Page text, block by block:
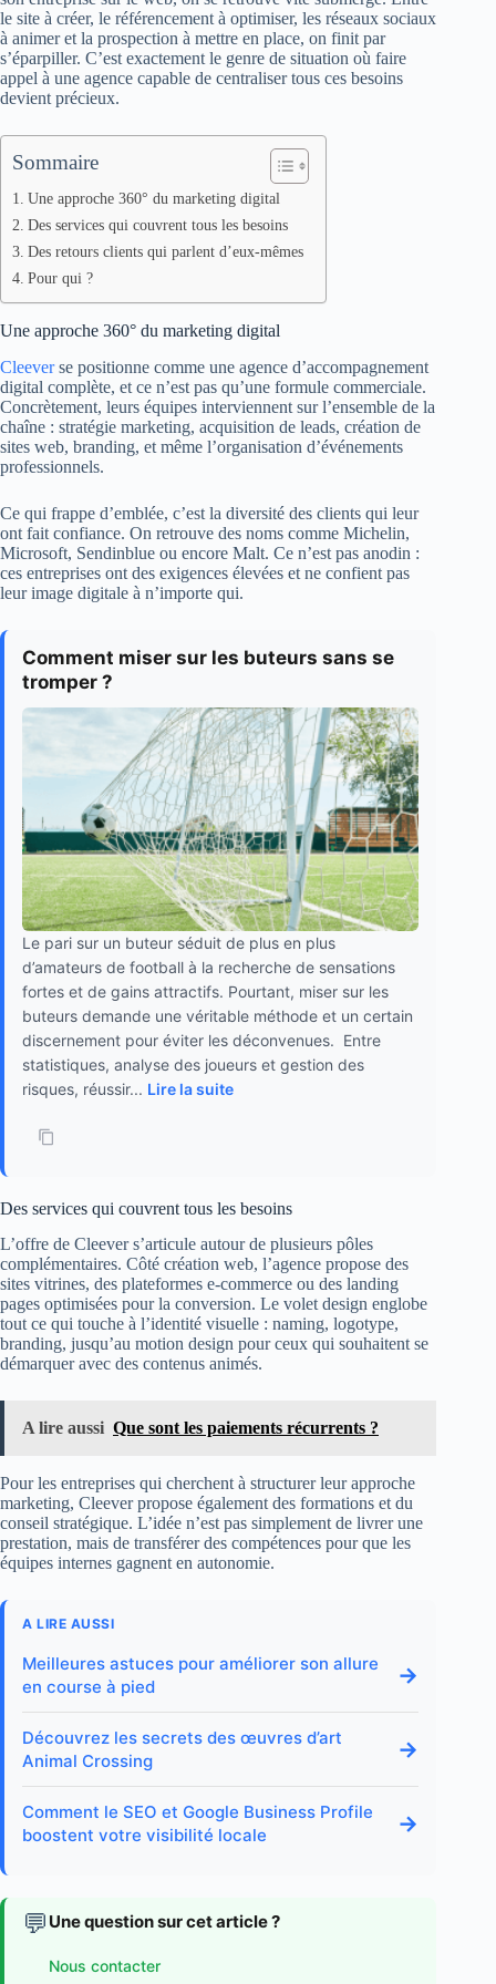
le site à créer, le référencement à optimiser, les réseaux sociaux
à animer et la prospection à mettre en place, on finit par
s’éparpiller. C’est exactement le genre de situation où faire
appel à une agence capable de centraliser tous ces besoins
devient précieux.
Sommaire
Une approche 360° du marketing digital
Des services qui couvrent tous les besoins
Des retours clients qui parlent d’eux-mêmes
Pour qui ?
Une approche 360° du marketing digital
Cleeverse positionne comme une agence d’accompagnement
digital complète, et ce n’est pas qu’une formule commerciale.
Concrètement, leurs équipes interviennent sur l’ensemble de la
chaîne : stratégie marketing, acquisition de leads, création de
sites web, branding, et même l’organisation d’événements
professionnels.
Ce qui frappe d’emblée, c’est la diversité des clients qui leur
ont fait confiance. On retrouve des noms comme Michelin,
Microsoft, Sendinblue ou encore Malt. Ce n’est pas anodin :
ces entreprises ont des exigences élevées et ne confient pas
leur image digitale à n’importe qui.
Comment miser sur les buteurs sans se
tromper ?
Le pari sur un buteur séduit de plus en plus
d’amateurs de football à la recherche de sensations
fortes et de gains attractifs. Pourtant, miser sur les
buteurs demande une véritable méthode et un certain
discernement pour éviter les déconvenues. Entre
statistiques, analyse des joueurs et gestion des
risques, réussir... Lire la suite
Des services qui couvrent tous les besoins
L’offre de Cleever s’articule autour de plusieurs pôles
complémentaires. Côté création web, l’agence propose des
sites vitrines, des plateformes e-commerce ou des landing
pages optimisées pour la conversion. Le volet design englobe
tout ce qui touche à l’identité visuelle : naming, logotype,
branding, jusqu’au motion design pour ceux qui souhaitent se
démarquer avec des contenus animés.
A lire aussi Que sont les paiements récurrents ?
Pour les entreprises qui cherchent à structurer leur approche
marketing, Cleever propose également des formations et du
conseil stratégique. L’idée n’est pas simplement de livrer une
prestation, mais de transférer des compétences pour que les
équipes internes gagnent en autonomie.
A LIRE AUSSI
Meilleures astuces pour améliorer son allure
en course à pied
→
Découvrez les secrets des œuvres d’art
Animal Crossing
→
Comment le SEO et Google Business Profile
boostent votre visibilité locale
→
💬 Une question sur cet article ?
Nous contacter